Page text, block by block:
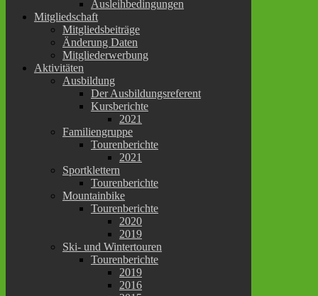
Ausleihbedingungen
Mitgliedschaft
Mitgliedsbeiträge
Änderung Daten
Mitgliederwerbung
Aktivitäten
Ausbildung
Der Ausbildungsreferent
Kursberichte
2021
Familiengruppe
Tourenberichte
2021
Sportklettern
Tourenberichte
Mountainbike
Tourenberichte
2020
2019
Ski- und Wintertouren
Tourenberichte
2019
2016